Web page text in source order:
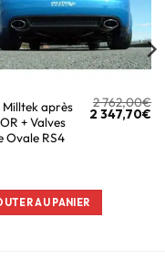
Milltek après
+ Valves
Ovale RS4
2 762,00€
2 347,70€
AU PANIER